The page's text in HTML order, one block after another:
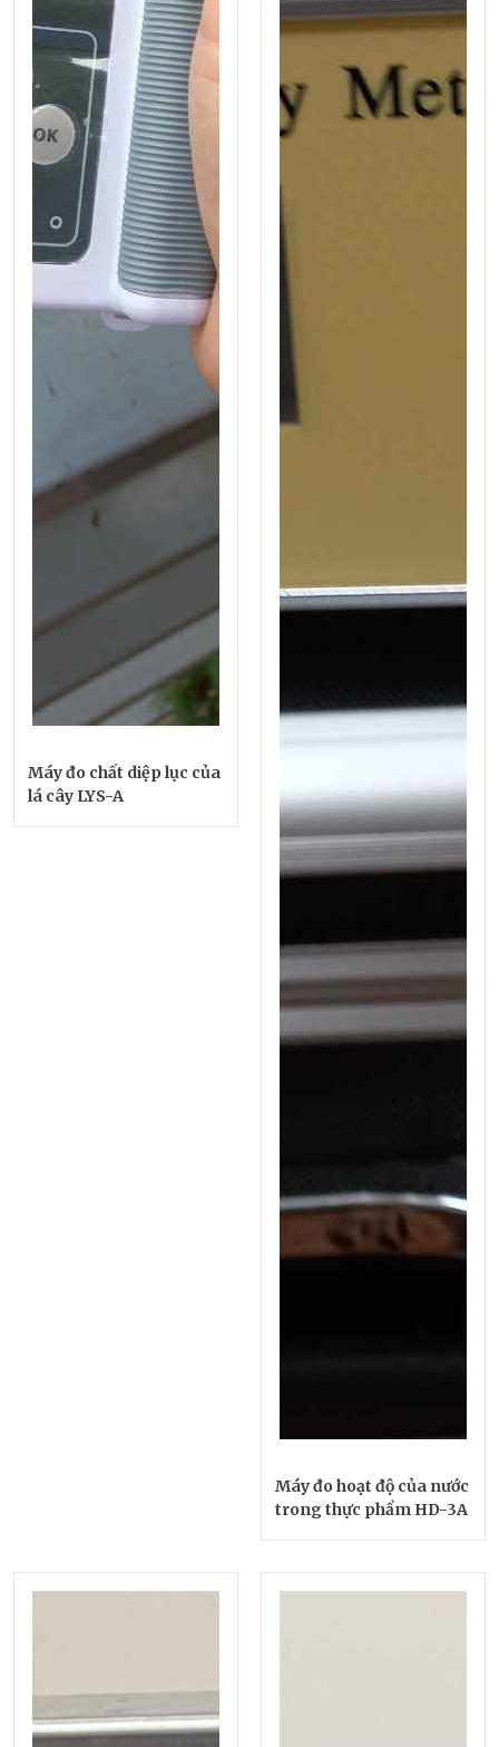
Máy đo chất diệp lục của
lá cây LYS-A
Máy đo hoạt độ của nước
trong thực phẩm HD-3A